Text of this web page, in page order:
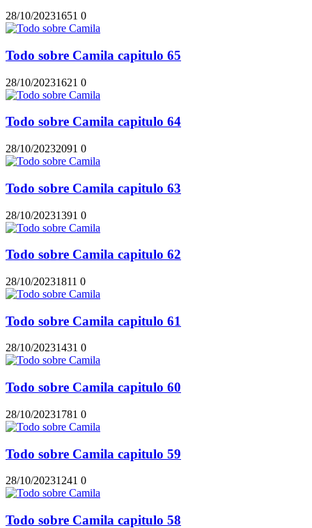
28/10/20231651 0
Todo sobre Camila capitulo 65
28/10/20231621 0
Todo sobre Camila capitulo 64
28/10/20232091 0
Todo sobre Camila capitulo 63
28/10/20231391 0
Todo sobre Camila capitulo 62
28/10/20231811 0
Todo sobre Camila capitulo 61
28/10/20231431 0
Todo sobre Camila capitulo 60
28/10/20231781 0
Todo sobre Camila capitulo 59
28/10/20231241 0
Todo sobre Camila capitulo 58